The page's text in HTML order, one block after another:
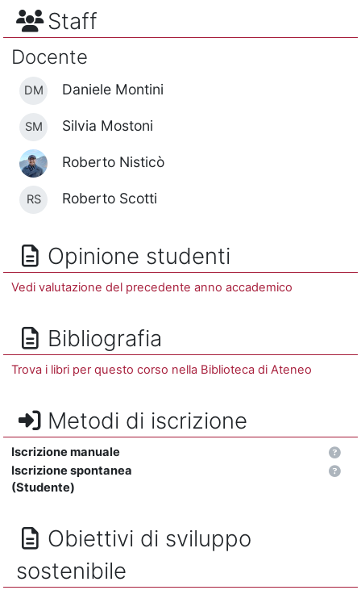
Staff
Docente
DM Daniele Montini
SM Silvia Mostoni
Roberto Nisticò
RS Roberto Scotti
Opinione studenti
Vedi valutazione del precedente anno accademico
Bibliografia
Trova i libri per questo corso nella Biblioteca di Ateneo
Metodi di iscrizione
Iscrizione manuale
Iscrizione spontanea
(Studente)
Obiettivi di sviluppo
sostenibile